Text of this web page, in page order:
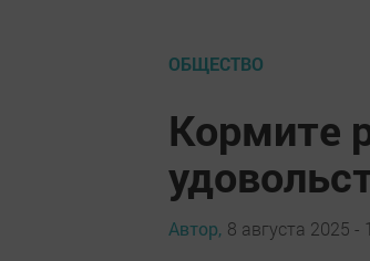
ОБЩЕСТВО
Кормите
Автор, 8 августа 2025 -